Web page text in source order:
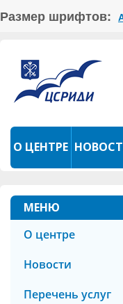
Размер шрифтов:
О ЦЕНТРЕ
ПРОКАТ ТСР
МЕНЮ
О центре
Новости
Перечень услуг